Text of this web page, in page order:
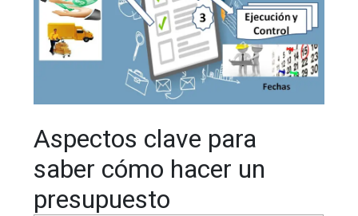
Aspectos clave para
saber cómo hacer un
presupuesto